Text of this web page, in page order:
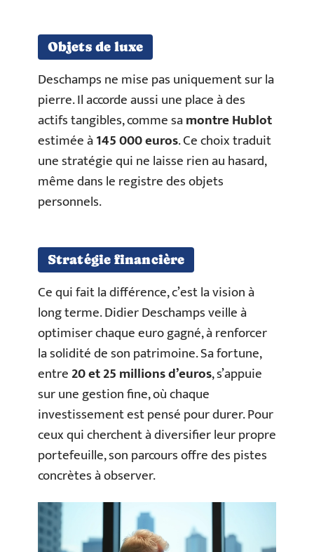
Objets de luxe
Deschamps ne mise pas uniquement sur la
pierre. Il accorde aussi une place à des
actifs tangibles, comme samontre Hublot
estimée à145 000 euros. Ce choix traduit
une stratégie qui ne laisse rien au hasard,
même dans le registre des objets
personnels.
Stratégie financière
Ce qui fait la différence, c’est la vision à
long terme. Didier Deschamps veille à
optimiser chaque euro gagné, à renforcer
la solidité de son patrimoine. Sa fortune,
entre20 et 25 millions d’euros, s’appuie
sur une gestion fine, où chaque
investissement est pensé pour durer. Pour
ceux qui cherchent à diversifier leur propre
portefeuille, son parcours offre des pistes
concrètes à observer.